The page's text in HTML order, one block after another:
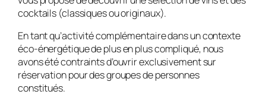
cocktails (classiques ou originaux).
En tant qu’activité complémentaire dans un contexte
éco-énergétique de plus en plus compliqué, nous
avons été contraints d’ouvrir exclusivement sur
réservation pour des groupes de personnes
constitués.